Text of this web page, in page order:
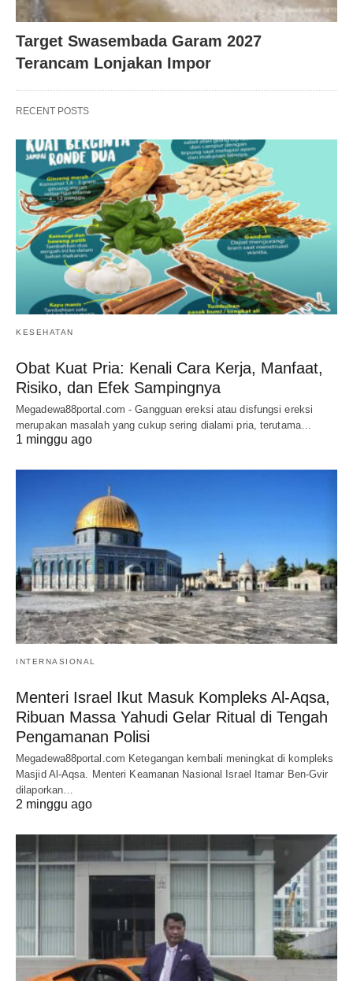
Target Swasembada Garam 2027
Terancam Lonjakan Impor
RECENT POSTS
KESEHATAN
Obat Kuat Pria: Kenali Cara Kerja, Manfaat,
Risiko, dan Efek Sampingnya
Megadewa88portal.com - Gangguan ereksi atau disfungsi ereksi
merupakan masalah yang cukup sering dialami pria, terutama…
1 minggu ago
INTERNASIONAL
Menteri Israel Ikut Masuk Kompleks Al-Aqsa,
Ribuan Massa Yahudi Gelar Ritual di Tengah
Pengamanan Polisi
Megadewa88portal.com Ketegangan kembali meningkat di kompleks
Masjid Al-Aqsa. Menteri Keamanan Nasional Israel Itamar Ben-Gvir
dilaporkan…
2 minggu ago